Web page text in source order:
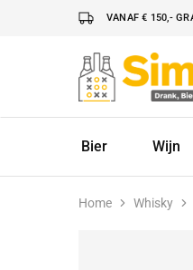
VANAF € 150,-
Simonsdrank.nl
Drank,
Bier
Bier
Wijn
Home Whisky